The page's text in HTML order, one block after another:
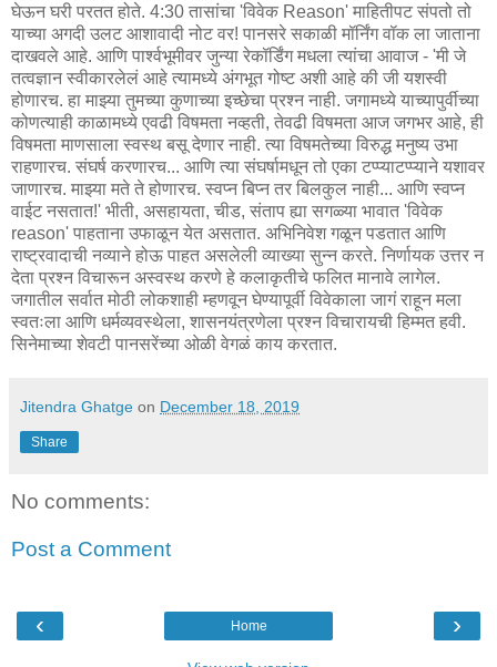
घेऊन घरी परतत होते. 4:30 तासांचा 'विवेक Reason' माहितीपट संपतो तो
याच्या अगदी उलट आशावादी नोट वर! पानसरे सकाळी मॉर्निंग वॉक ला जाताना
दाखवले आहे. आणि पार्श्वभूमीवर जुन्या रेकॉर्डिंग मधला त्यांचा आवाज - 'मी जे
तत्वज्ञान स्वीकारलेलं आहे त्यामध्ये अंगभूत गोष्ट अशी आहे की जी यशस्वी
होणारच. हा माझ्या तुमच्या कुणाच्या इच्छेचा प्रश्न नाही. जगामध्ये याच्यापुर्वीच्या
कोणत्याही काळामध्ये एवढी विषमता नव्हती, तेवढी विषमता आज जगभर आहे, ही
विषमता माणसाला स्वस्थ बसू देणार नाही. त्या विषमतेच्या विरुद्ध मनुष्य उभा
राहणारच. संघर्ष करणारच... आणि त्या संघर्षामधून तो एका टप्प्याटप्प्याने यशावर
जाणारच. माझ्या मते ते होणारच. स्वप्न बिप्न तर बिलकुल नाही... आणि स्वप्न
वाईट नसतात!' भीती, असहायता, चीड, संताप ह्या सगळ्या भावात 'विवेक
reason' पाहताना उफाळून येत असतात. अभिनिवेश गळून पडतात आणि
राष्ट्रवादाची नव्याने होऊ पाहत असलेली व्याख्या सुन्न करते. निर्णायक उत्तर न
देता प्रश्न विचारून अस्वस्थ करणे हे कलाकृतीचे फलित मानावे लागेल.
जगातील सर्वात मोठी लोकशाही म्हणवून घेण्यापूर्वी विवेकाला जागं राहून मला
स्वतःला आणि धर्मव्यवस्थेला, शासनयंत्रणेला प्रश्न विचारायची हिम्मत हवी.
सिनेमाच्या शेवटी पानसरेंच्या ओळी वेगळं काय करतात.
Jitendra Ghatge on December 18, 2019
Share
No comments:
Post a Comment
‹ ›
Home